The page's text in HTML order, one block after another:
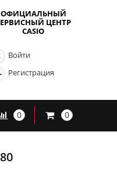
ОФИЦИАЛЬНЫЙ
ЦЕНТР
CASIO
Войти
Регистрация
0 0